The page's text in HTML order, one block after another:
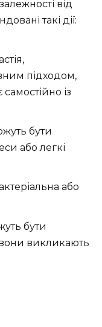
від
такі дії:
підходом,
із
бути
або легкі
або
бути
вони викликають